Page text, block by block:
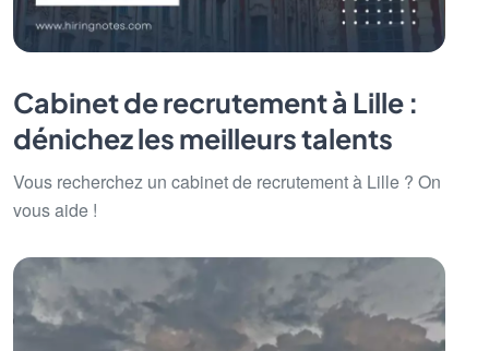
Cabinet de recrutement à Lille :
dénichez les meilleurs talents
Vous recherchez un cabinet de recrutement à Lille ? On
vous aide !